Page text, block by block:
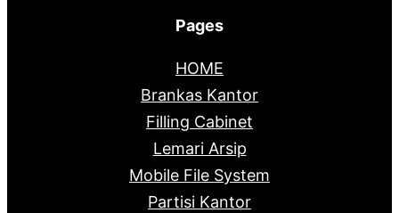
Pages
HOME
Brankas Kantor
Filling Cabinet
Lemari Arsip
Mobile File System
Partisi Kantor